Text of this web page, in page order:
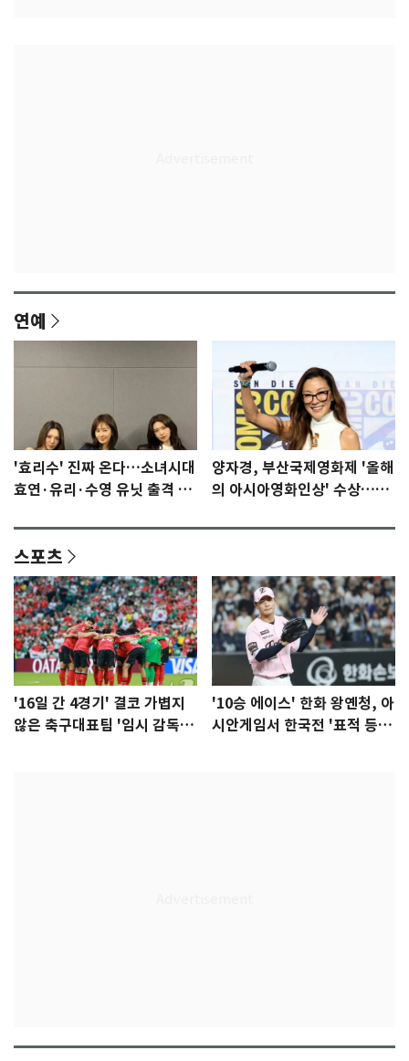
연예
'효리수' 진짜 온다…소녀시대
효연·유리·수영 유닛 출격 [N
양자경, 부산국제영화제 '올해
의 아시아영화인상' 수상…15
스포츠
'16일 간 4경기' 결코 가볍지
않은 축구대표팀 '임시 감독'
'10승 에이스' 한화 왕옌청, 아
시안게임서 한국전 '표적 등